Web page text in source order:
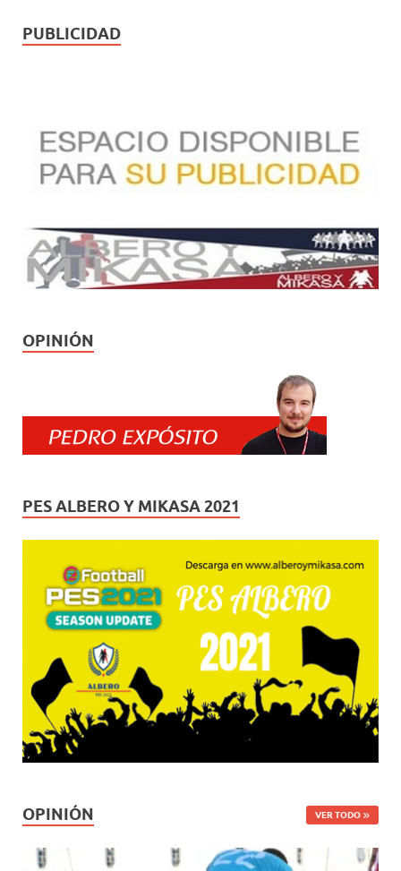
PUBLICIDAD
OPINIÓN
PES ALBERO Y MIKASA 2021
OPINIÓN VER TODO